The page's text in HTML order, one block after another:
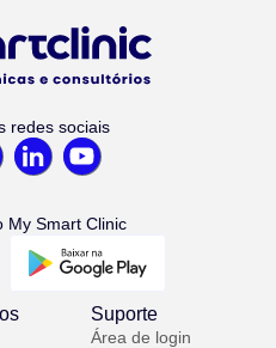
redes sociais
My Smart Clinic
Suporte
Área de login